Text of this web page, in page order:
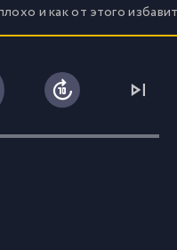
и как от этого